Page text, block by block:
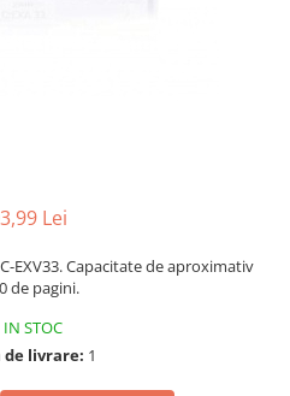
Lei
EXV33. Capacitate de aproximativ
de pagini.
IN STOC
livrare: 1